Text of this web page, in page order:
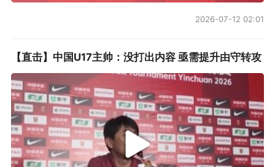
2026-07-12 02:01
【直击】中国U17主帅：没打出内容 亟需提升由守转攻